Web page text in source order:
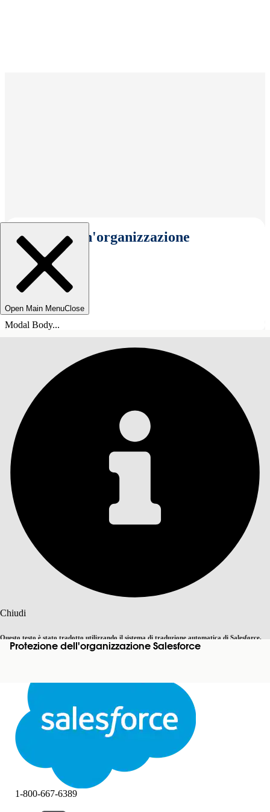
Seleziona un'organizzazione
Open Main MenuClose
Modal Body...
Chiudi
Questo testo è stato tradotto utilizzando il sistema di traduzione automatica di Salesforce.
Ulteriori dettagli sono disponibiliqui. Passa all'inglese Non ora
Chiudi Chiudi
Protezione dell'organizzazione Salesforce
SOMMARIO
1-800-667-6389